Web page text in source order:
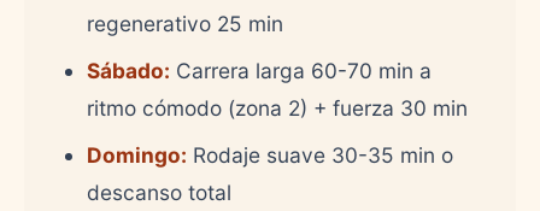
regenerativo 25 min
Sábado: Carrera larga 60-70 min a
ritmo cómodo (zona 2) + fuerza 30 min
Domingo: Rodaje suave 30-35 min o
descanso total